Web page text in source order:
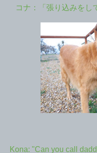
コナ：「張り込みをし
Kona: "Can you call